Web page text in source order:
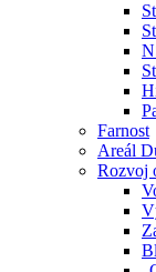
Farnost
Areál
Rozvoj